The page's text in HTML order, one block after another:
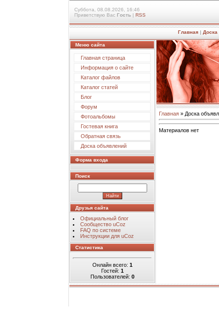
Суббота, 08.08.2026, 16:46
Приветствую Вас Гость | RSS
Главная | Доска
Меню сайта
Главная страница
Информация о сайте
Каталог файлов
Каталог статей
Блог
Форум
Фотоальбомы
Гостевая книга
Обратная связь
Доска объявлений
Форма входа
Поиск
Друзья сайта
Официальный блог
Сообщество uCoz
FAQ по системе
Инструкции для uCoz
Статистика
Онлайн всего: 1
Гостей: 1
Пользователей: 0
Главная » Доска
Материалов нет